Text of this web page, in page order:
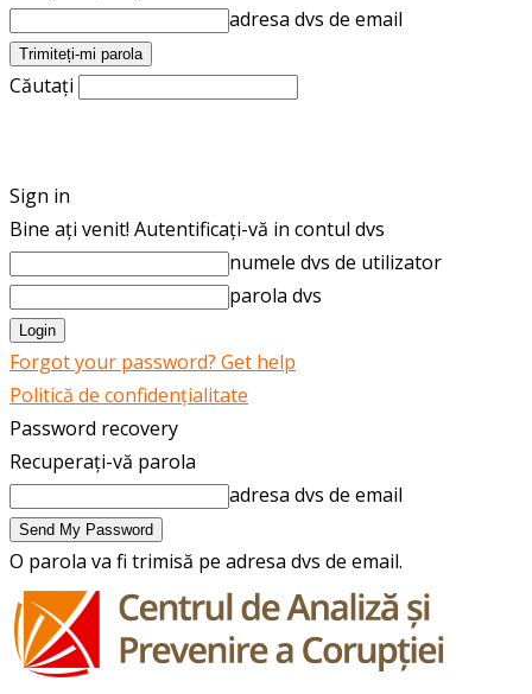
adresa dvs de email
Căutați
Sign in
Bine ați venit! Autentificați-vă in contul dvs
numele dvs de utilizator
parola dvs
Forgot your password? Get help
Politică de confidențialitate
Password recovery
Recuperați-vă parola
adresa dvs de email
O parola va fi trimisă pe adresa dvs de email.